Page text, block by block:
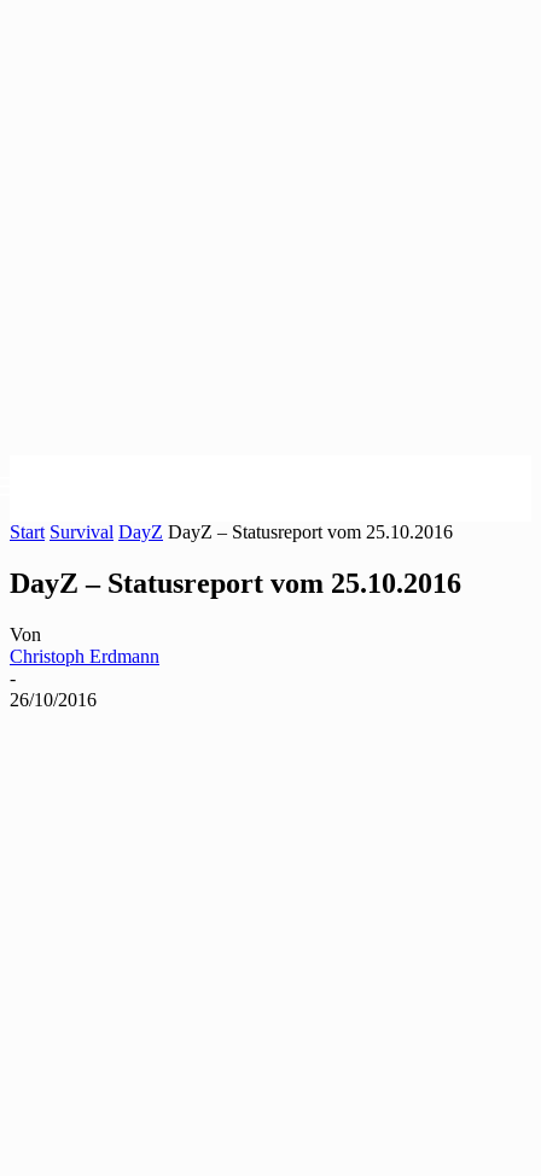
Start Survival DayZ DayZ – Statusreport vom 25.10.2016
DayZ – Statusreport vom 25.10.2016
Von
Christoph Erdmann
-
26/10/2016